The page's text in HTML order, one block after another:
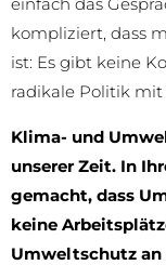
kompliziert, dass
ist: Es gibt keine
radikale Politik mit
Klima- und
unserer Zeit. In
gemacht, dass
keine
Umweltschutz an